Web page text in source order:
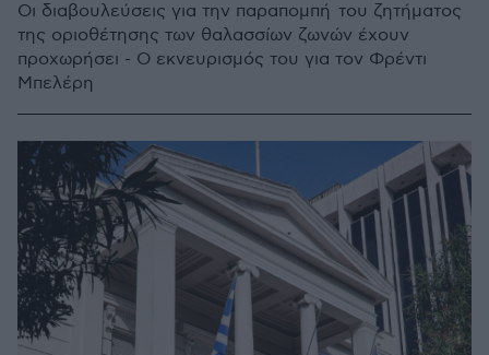
Οι διαβουλεύσεις για την παραπομπή του ζητήματος
της οριοθέτησης των θαλασσίων ζωνών έχουν
προχωρήσει - Ο εκνευρισμός του για τον Φρέντι
Μπελέρη